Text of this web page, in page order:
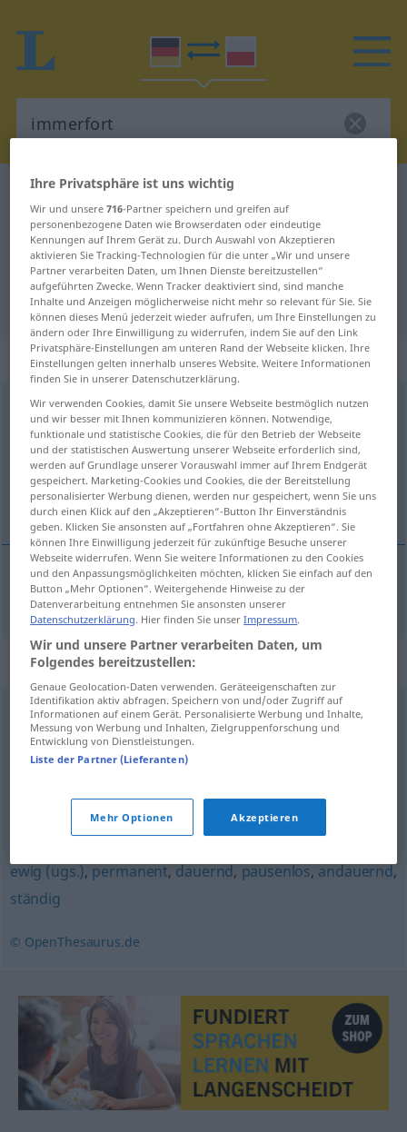
Deutsch-Polnisch Wörterbuch
Deutsch-Polnisch Übersetzung für
"immerfort"
"immerfort" Polnisch Übersetzung
„immerfort“: Adverb
immerfortadv
Übersicht aller Übersetzungen
(Für mehr Details die Übersetzung anklicken/antippen)
bezustannie, ciągle
bezustannie,ciągle immerfort
Synonyme für "immerfort"
beständig,immerzu,permanent,unablässig,dauernd
(ugs.),andauernd (ugs.),fortlaufend
fortdauernd,fortlaufend kontinuierlich
ewig (ugs.), permanent, dauernd, pausenlos, andauernd,
ständig
© OpenThesaurus.de
Ihre Privatsphäre ist uns wichtig
Wir und unsere716-Partner speichern und greifen auf
personenbezogene Daten wie Browserdaten oder eindeutige
Kennungen auf Ihrem Gerät zu. Durch Auswahl von Akzeptieren
aktivieren Sie Tracking-Technologien für die unter „Wir und unsere
Partner verarbeiten Daten, um Ihnen Dienste bereitzustellen“
aufgeführten Zwecke. Wenn Tracker deaktiviert sind, sind manche
Inhalte und Anzeigen möglicherweise nicht mehr so relevant für Sie. Sie
können dieses Menü jederzeit wieder aufrufen, um Ihre Einstellungen zu
ändern oder Ihre Einwilligung zu widerrufen, indem Sie auf den Link
Privatsphäre-Einstellungen am unteren Rand der Webseite klicken. Ihre
Einstellungen gelten innerhalb unseres Website. Weitere Informationen
finden Sie in unserer Datenschutzerklärung.
Wir verwenden Cookies, damit Sie unsere Webseite bestmöglich nutzen
und wir besser mit Ihnen kommunizieren können. Notwendige,
funktionale und statistische Cookies, die für den Betrieb der Webseite
und der statistischen Auswertung unserer Webseite erforderlich sind,
werden auf Grundlage unserer Vorauswahl immer auf Ihrem Endgerät
gespeichert. Marketing-Cookies und Cookies, die der Bereitstellung
personalisierter Werbung dienen, werden nur gespeichert, wenn Sie uns
durch einen Klick auf den „Akzeptieren“-Button Ihr Einverständnis
geben. Klicken Sie ansonsten auf „Fortfahren ohne Akzeptieren“. Sie
können Ihre Einwilligung jederzeit für zukünftige Besuche unserer
Webseite widerrufen. Wenn Sie weitere Informationen zu den Cookies
und den Anpassungsmöglichkeiten möchten, klicken Sie einfach auf den
Button „Mehr Optionen“. Weitergehende Hinweise zu der
Datenverarbeitung entnehmen Sie ansonsten unserer
Datenschutzerklärung. Hier finden Sie unserImpressum.
Wir und unsere Partner verarbeiten Daten, um
Folgendes bereitzustellen:
Genaue Geolocation-Daten verwenden. Geräteeigenschaften zur
Identifikation aktiv abfragen. Speichern von und/oder Zugriff auf
Informationen auf einem Gerät. Personalisierte Werbung und Inhalte,
Messung von Werbung und Inhalten, Zielgruppenforschung und
Entwicklung von Dienstleistungen.
Liste der Partner (Lieferanten)
Mehr Optionen Akzeptieren